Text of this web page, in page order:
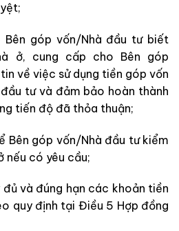
Bên góp vốn/Nhà đầu tư biết
ở, cung cấp cho Bên góp
về việc sử dụng tiền góp vốn
tư và đảm bảo hoàn thành
tiến độ đã thỏa thuận;
Bên góp vốn/Nhà đầu tư kiểm
nếu có yêu cầu;
và đúng hạn các khoản tiền
quy định tại Điều 5 Hợp đồng